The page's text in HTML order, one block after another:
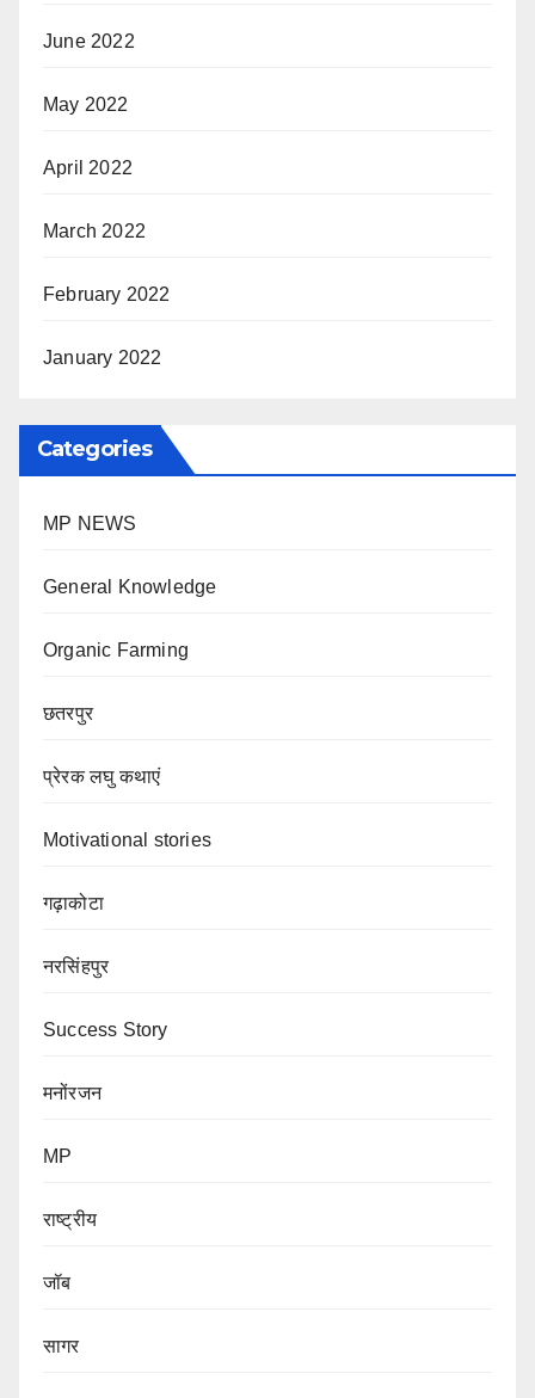
June 2022
May 2022
April 2022
March 2022
February 2022
January 2022
Categories
MP NEWS
General Knowledge
Organic Farming
छतरपुर
प्रेरक लघु कथाएं
Motivational stories
गढ़ाकोटा
नरसिंहपुर
Success Story
मनोंरजन
MP
राष्ट्रीय
जॉब
सागर